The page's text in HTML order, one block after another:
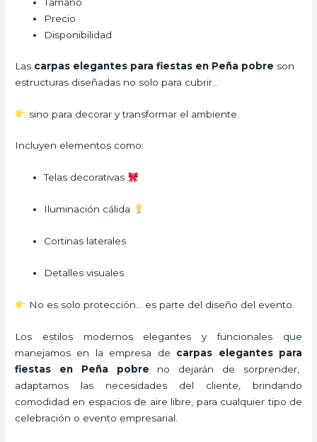
Precio
Disponibilidad
Las carpas elegantes para fiestas en Peña pobre son
estructuras diseñadas no solo para cubrir…
sino para decorar y transformar el ambiente.
Incluyen elementos como:
Telas decorativas
Iluminación cálida
Cortinas laterales
Detalles visuales
No es solo protección… es parte del diseño del evento.
Los estilos modernos elegantes y funcionales que
manejamos en la empresa de carpas elegantes para
fiestas
en Peña pobre no dejarán de sorprender,
adaptamos las necesidades del cliente, brindando
comodidad en espacios de aire libre, para cualquier tipo de
celebración o evento empresarial.